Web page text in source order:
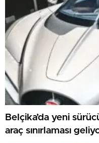
Belçika’da yeni
araç sınırlaması